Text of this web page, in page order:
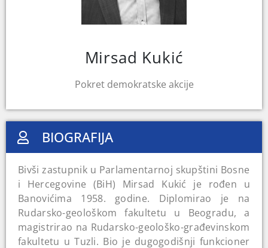
Mirsad Kukić
Pokret demokratske akcije
BIOGRAFIJA
Bivši zastupnik u Parlamentarnoj skupštini Bosne
i Hercegovine (BiH) Mirsad Kukić je rođen u
Banovićima 1958. godine. Diplomirao je na
Rudarsko-geološkom fakultetu u Beogradu, a
magistrirao na Rudarsko-geološko-građevinskom
fakultetu u Tuzli. Bio je dugogodišnji funkcioner